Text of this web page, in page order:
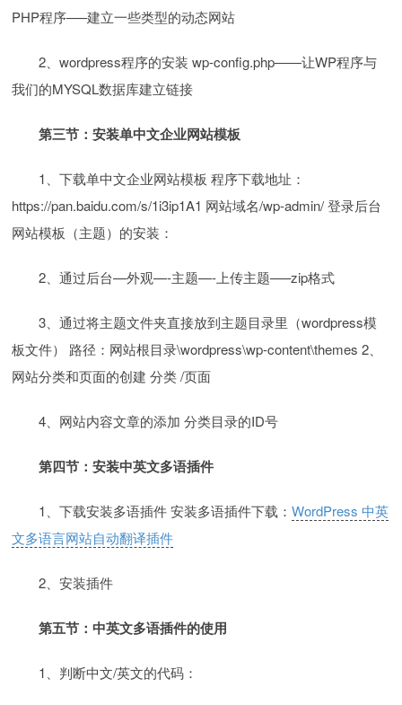
PHP程序—–建立一些类型的动态网站
2、wordpress程序的安装 wp-config.php——让WP程序与
我们的MYSQL数据库建立链接
第三节：安装单中文企业网站模板
1、下载单中文企业网站模板 程序下载地址：
https://pan.baidu.com/s/1i3ip1A1 网站域名/wp-admin/ 登录后台
网站模板（主题）的安装：
2、通过后台—外观—-主题—-上传主题—–zip格式
3、通过将主题文件夹直接放到主题目录里（wordpress模
板文件） 路径：网站根目录\wordpress\wp-content\themes 2、
网站分类和页面的创建 分类 /页面
4、网站内容文章的添加 分类目录的ID号
第四节：安装中英文多语插件
1、下载安装多语插件 安装多语插件下载：WordPress 中英
文多语言网站自动翻译插件
2、安装插件
第五节：中英文多语插件的使用
1、判断中文/英文的代码：